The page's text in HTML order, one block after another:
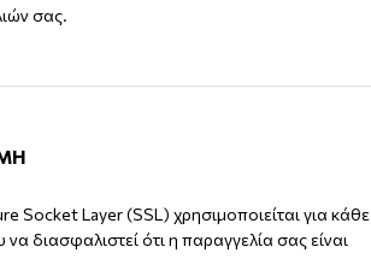
σας.
Socket Layer (SSL) χρησιμοποιείται για κάθε
διασφαλιστεί ότι η παραγγελία σας είναι